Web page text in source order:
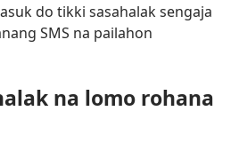
do tikki sasahalak sengaja
SMS na pailahon
na lomo rohana